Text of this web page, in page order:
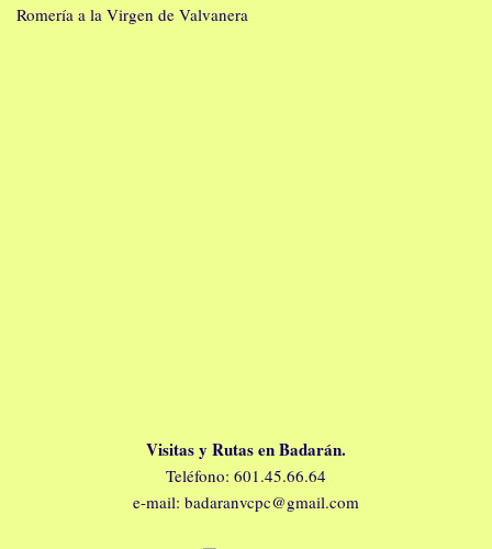
Romería a la Virgen de Valvanera
Visitas y Rutas en Badarán.
Teléfono: 601.45.66.64
e-mail: badaranvcpc@gmail.com